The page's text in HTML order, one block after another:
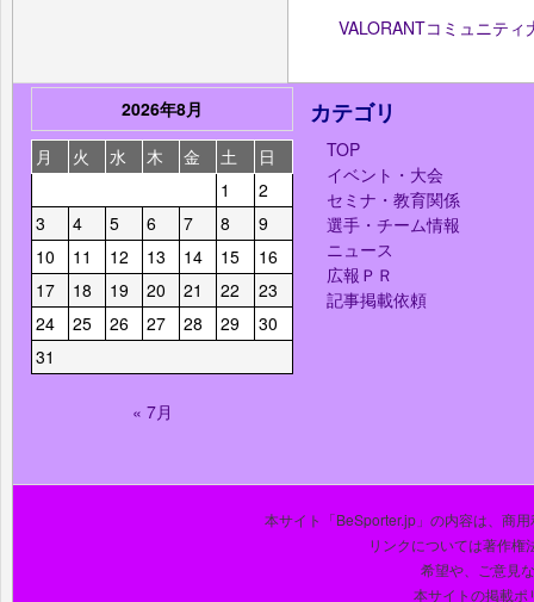
VALORANTコミュニテ
2026年8月
月
火 水 木 金 土
日
1
2
3
4 5 6 7 8
9
10
11 12 13 14 15
16
17
18 19 20 21 22
23
24
25 26 27 28 29
30
31
« 7月
カテゴリ
TOP
イベント・大会
セミナ・教育関係
選手・チーム情報
ニュース
広報ＰＲ
記事掲載依頼
本サイト「BeSporter.jp」の内容は、商
リンクについては著作権
希望や、ご意見
本サイトの掲載ポ